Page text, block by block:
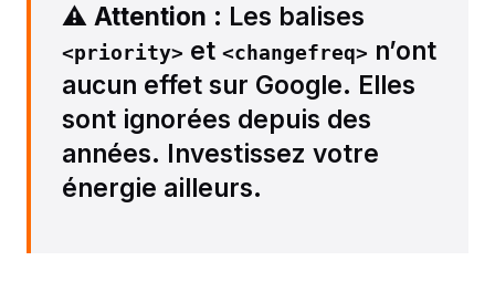
⚠️ Attention : Les balises
<priority> et <changefreq> n’ont
aucun effet sur Google. Elles
sont ignorées depuis des
années. Investissez votre
énergie ailleurs.